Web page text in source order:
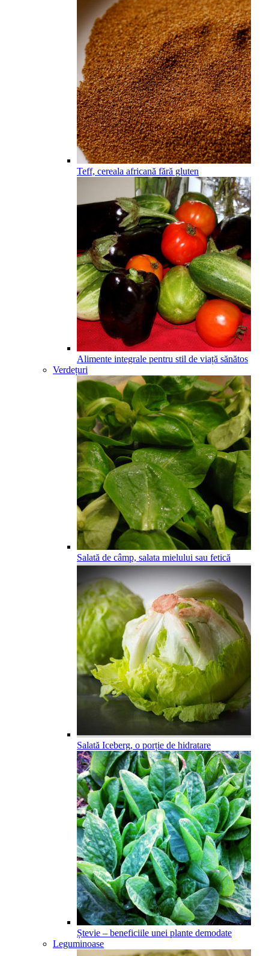
Teff, cereala africană fără gluten
Alimente integrale pentru stil de viață sănătos
Verdețuri
Salată de câmp, salata mielului sau fetică
Salată Iceberg, o porție de hidratare
Ștevie – beneficiile unei plante demodate
Leguminoase